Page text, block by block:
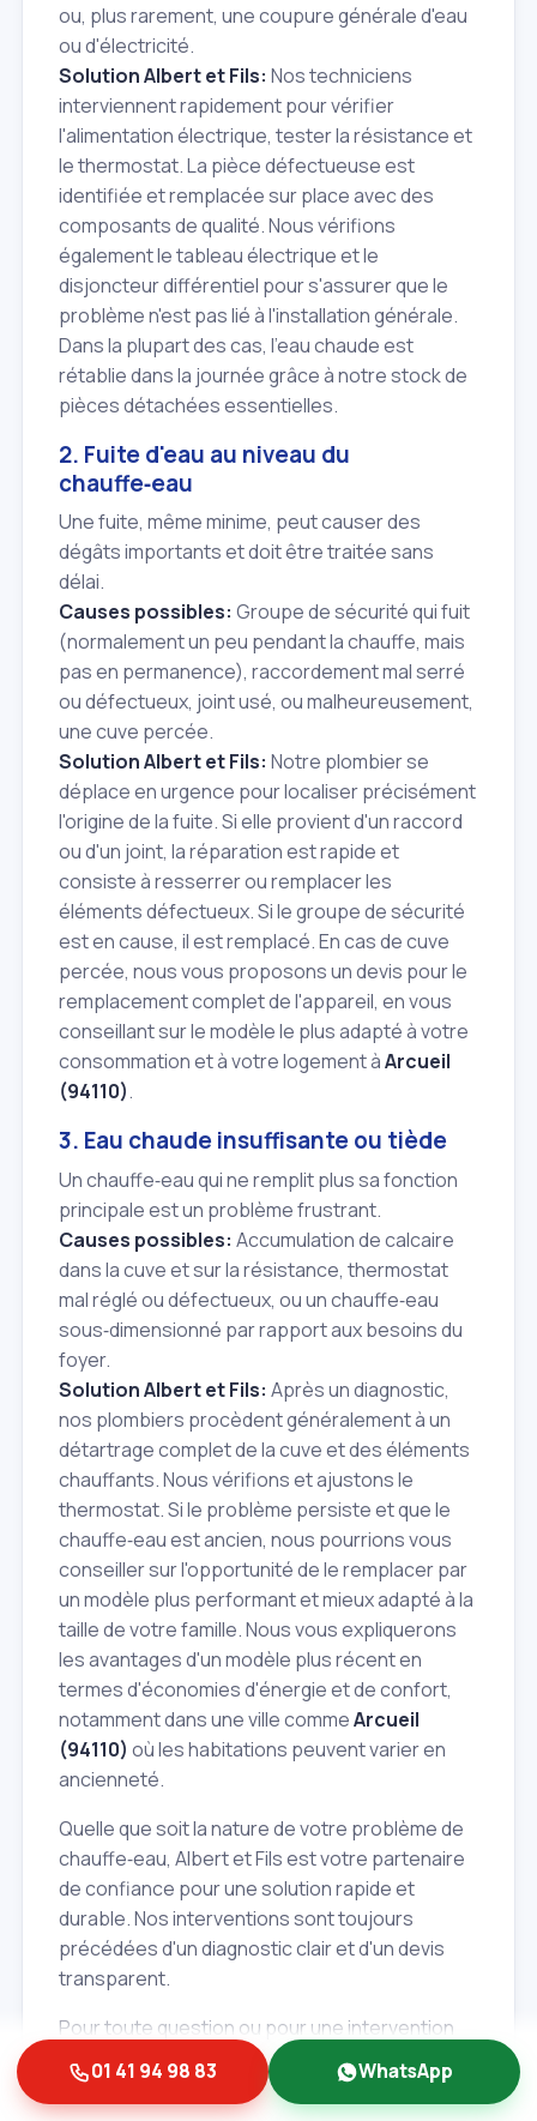
ou, plus rarement, une coupure générale d'eau
ou d'électricité.
Solution Albert et Fils: Nos techniciens
interviennent rapidement pour vérifier
l'alimentation électrique, tester la résistance et
le thermostat. La pièce défectueuse est
identifiée et remplacée sur place avec des
composants de qualité. Nous vérifions
également le tableau électrique et le
disjoncteur différentiel pour s'assurer que le
problème n'est pas lié à l'installation générale.
Dans la plupart des cas, l'eau chaude est
rétablie dans la journée grâce à notre stock de
pièces détachées essentielles.
2. Fuite d'eau au niveau du
chauffe‑eau
Une fuite, même minime, peut causer des
dégâts importants et doit être traitée sans
délai.
Causes possibles: Groupe de sécurité qui fuit
(normalement un peu pendant la chauffe, mais
pas en permanence), raccordement mal serré
ou défectueux, joint usé, ou malheureusement,
une cuve percée.
Solution Albert et Fils: Notre plombier se
déplace en urgence pour localiser précisément
l'origine de la fuite. Si elle provient d'un raccord
ou d'un joint, la réparation est rapide et
consiste à resserrer ou remplacer les
éléments défectueux. Si le groupe de sécurité
est en cause, il est remplacé. En cas de cuve
percée, nous vous proposons un devis pour le
remplacement complet de l'appareil, en vous
conseillant sur le modèle le plus adapté à votre
consommation et à votre logement àArcueil
(94110).
3. Eau chaude insuffisante ou tiède
Un chauffe‑eau qui ne remplit plus sa fonction
principale est un problème frustrant.
Causes possibles: Accumulation de calcaire
dans la cuve et sur la résistance, thermostat
mal réglé ou défectueux, ou un chauffe‑eau
sous‑dimensionné par rapport aux besoins du
foyer.
Solution Albert et Fils: Après un diagnostic,
nos plombiers procèdent généralement à un
détartrage complet de la cuve et des éléments
chauffants. Nous vérifions et ajustons le
thermostat. Si le problème persiste et que le
chauffe‑eau est ancien, nous pourrions vous
conseiller sur l'opportunité de le remplacer par
un modèle plus performant et mieux adapté à la
taille de votre famille. Nous vous expliquerons
les avantages d'un modèle plus récent en
termes d'économies d'énergie et de confort,
notamment dans une ville commeArcueil
(94110) où les habitations peuvent varier en
ancienneté.
Quelle que soit la nature de votre problème de
chauffe‑eau, Albert et Fils est votre partenaire
de confiance pour une solution rapide et
durable. Nos interventions sont toujours
précédées d'un diagnostic clair et d'un devis
transparent.
Pour toute question ou pour une intervention
urgente, n'hésitez pas à contacter Albert et Fils,
votre plombier de proximité à Arcueil
01 41 94 98 83 WhatsApp